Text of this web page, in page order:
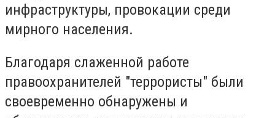
инфраструктуры, провокации среди
мирного населения.
Благодаря слаженной работе
правоохранителей "террористы" были
своевременно обнаружены и